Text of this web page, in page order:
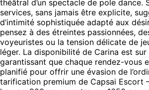
théâtral d’un spectacle de pole dance.
services, sans jamais être explicite,
d’intimité sophistiquée adapté aux
pensez à des étreintes passionnées,
voyeuristes ou la tension délicate de
léger. La disponibilité de Carina est sur
garantissant que chaque rendez-vous
planifié pour offrir une évasion de
tarification premium de Capsai Escort